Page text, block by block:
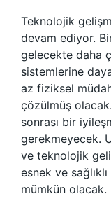
Teknolojik
devam ediyor.
gelecekte daha
sistemlerine
az fiziksel
çözülmüş
sonrası bir
gerekmeyecek.
ve teknolojik
esnek ve
mümkün olacak.